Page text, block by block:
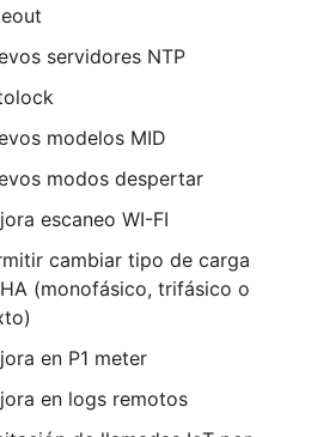
servidores NTP
modelos MID
modos despertar
escaneo WI-FI
cambiar tipo de carga
(monofásico, trifásico o
en P1 meter
en logs remotos